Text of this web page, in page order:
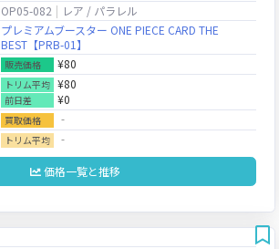
OP05-082
レア / パラレル
プレミアムブースター ONE PIECE CARD THE
BEST【PRB-01】
販売価格 ¥80
トリム平均 ¥80
前日差 ¥0
買取価格 ‐
トリム平均 ‐
価格一覧と推移